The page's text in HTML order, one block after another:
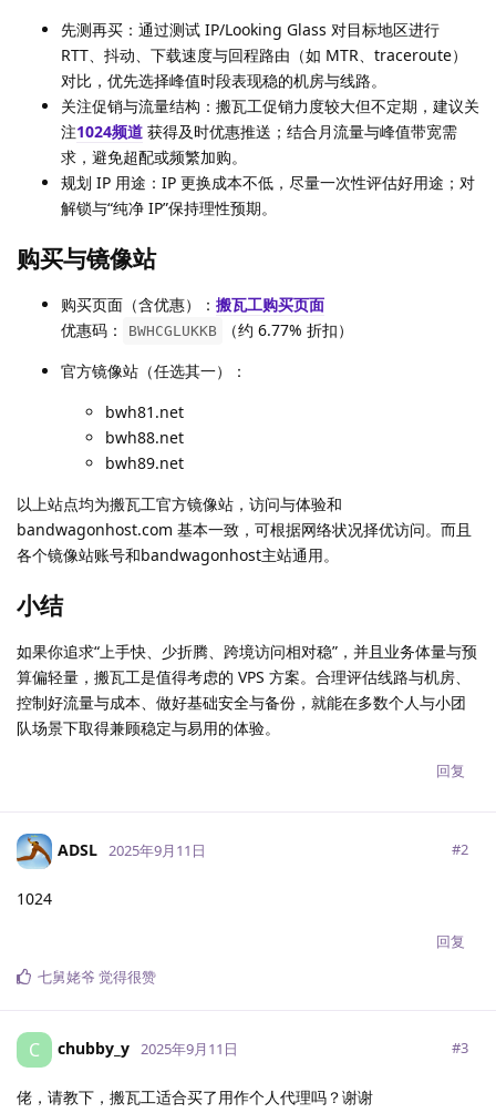
先测再买：通过测试 IP/Looking Glass 对目标地区进行
RTT、抖动、下载速度与回程路由（如 MTR、traceroute）
对比，优先选择峰值时段表现稳的机房与线路。
关注促销与流量结构：搬瓦工促销力度较大但不定期，建议关
注1024频道 获得及时优惠推送；结合月流量与峰值带宽需
求，避免超配或频繁加购。
规划 IP 用途：IP 更换成本不低，尽量一次性评估好用途；对
解锁与“纯净 IP”保持理性预期。
购买与镜像站
购买页面（含优惠）： 搬瓦工购买页面
优惠码：
BWHCGLUKKB
（约 6.77% 折扣）
官方镜像站（任选其一）：
bwh81.net
bwh88.net
bwh89.net
以上站点均为搬瓦工官方镜像站，访问与体验和
bandwagonhost.com 基本一致，可根据网络状况择优访问。而且
各个镜像站账号和bandwagonhost主站通用。
小结
如果你追求“上手快、少折腾、跨境访问相对稳”，并且业务体量与预
算偏轻量，搬瓦工是值得考虑的 VPS 方案。合理评估线路与机房、
控制好流量与成本、做好基础安全与备份，就能在多数个人与小团
队场景下取得兼顾稳定与易用的体验。
回复
ADSL 2025年9月11日 #2
1024
回复
七舅姥爷 觉得很赞
C chubby_y 2025年9月11日 #3
佬，请教下，搬瓦工适合买了用作个人代理吗？谢谢